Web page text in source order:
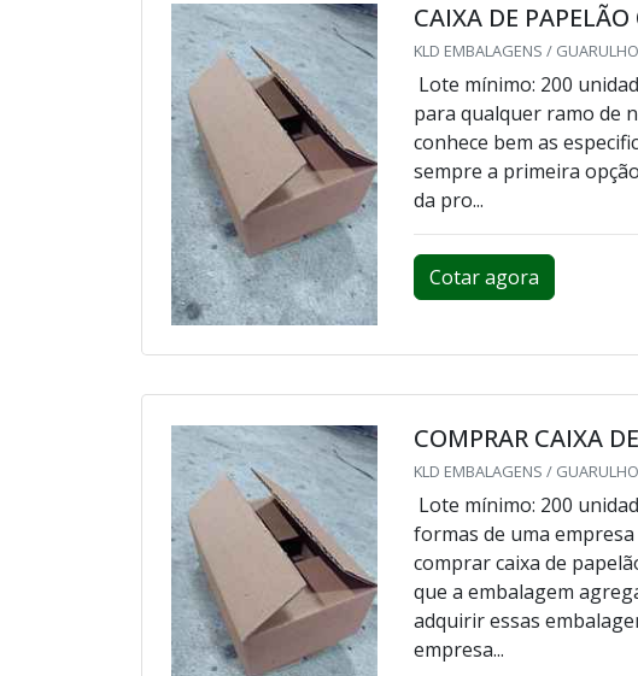
CAIXA DE
KLD EMBALAGENS /
Lote mínimo: 200
para qualquer ramo de
conhece bem as
sempre a primeira
da pro...
Cotar agora
COMPRAR CAIXA
KLD EMBALAGENS /
Lote mínimo: 200
formas de uma
comprar caixa de
que a embalagem
adquirir essas
empresa...